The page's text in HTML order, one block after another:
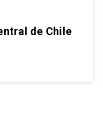
de Chile